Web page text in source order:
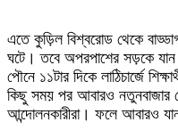
এতে কুড়িল বিশ্বরোড থেকে
ঘটে। তবে অপরপাশের সড়কে
পৌনে ১১টার দিকে লাঠিচার্জে
কিছু সময় পর আবারও
আন্দোলনকারীরা। ফলে আবারও